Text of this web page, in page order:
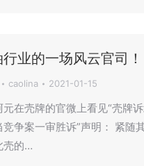
业的一场风云官司！
caolina 2021-01-15
元在壳牌的官微上看见“壳牌
竞争案一审胜诉”声明： 紧随
壳的…